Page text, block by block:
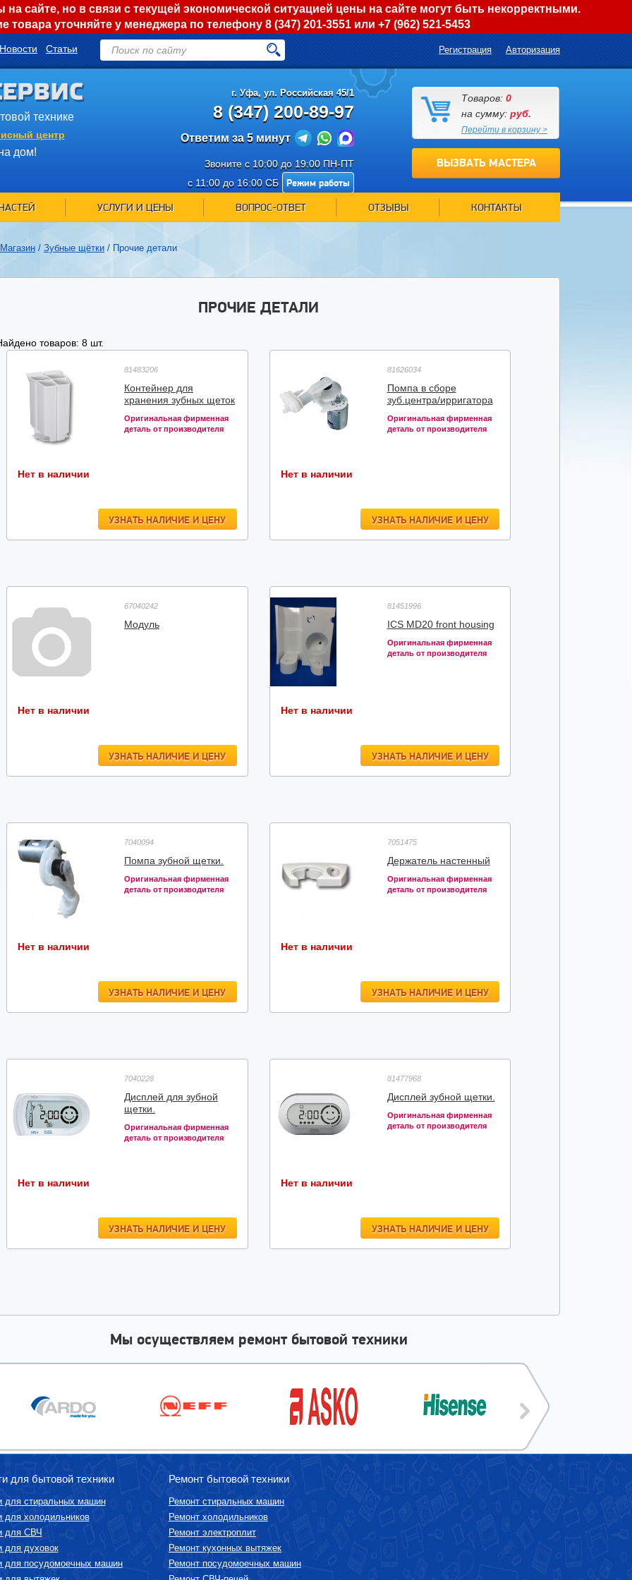
сайте, но в связи с текущей экономической ситуацией цены на сайте могут быть некорректными.
товара уточняйте у менеджера по телефону 8 (347) 201-3551или +7 (962) 521-5453
Новости Статьи Регистрация Авторизация
технике
центр
дом!
г. Уфа, ул. Российская 45/1
8 (347) 200-89-97
Ответим за 5 минут
Звоните с 10:00 до 19:00 ПН-ПТ
с 11:00 до 16:00 СБ
Режим работы
Товаров: 0
на сумму: руб.
Перейти в корзину >
ВЫЗВАТЬ МАСТЕРА
УСЛУГИ И ЦЕНЫ ВОПРОС-ОТВЕТ ОТЗЫВЫ КОНТАКТЫ
Магазин / Зубные щётки / Прочие детали
ПРОЧИЕ ДЕТАЛИ
товаров: 8 шт.
81483206
Контейнер для
хранения зубных щеток
Оригинальная фирменная
деталь от производителя
УЗНАТЬ НАЛИЧИЕ И ЦЕНУ
Нет в наличии
81626034
Помпа в сборе
зуб.центра/ирригатора
Оригинальная фирменная
деталь от производителя
УЗНАТЬ НАЛИЧИЕ И ЦЕНУ
Нет в наличии
67040242
Модуль
УЗНАТЬ НАЛИЧИЕ И ЦЕНУ
Нет в наличии
81451996
ICS MD20 front housing
Оригинальная фирменная
деталь от производителя
УЗНАТЬ НАЛИЧИЕ И ЦЕНУ
Нет в наличии
7040094
Помпа зубной щетки.
Оригинальная фирменная
деталь от производителя
УЗНАТЬ НАЛИЧИЕ И ЦЕНУ
Нет в наличии
7051475
Держатель настенный
Оригинальная фирменная
деталь от производителя
УЗНАТЬ НАЛИЧИЕ И ЦЕНУ
Нет в наличии
7040228
Дисплей для зубной
щетки.
Оригинальная фирменная
деталь от производителя
УЗНАТЬ НАЛИЧИЕ И ЦЕНУ
Нет в наличии
81477968
Дисплей зубной щетки.
Оригинальная фирменная
деталь от производителя
УЗНАТЬ НАЛИЧИЕ И ЦЕНУ
Нет в наличии
Мы осуществляем ремонт бытовой техники
для бытовой техники
для стиральных машин
для холодильников
для СВЧ
для духовок
для посудомоечных машин
Ремонт бытовой техники
Ремонт стиральных машин
Ремонт холодильников
Ремонт электроплит
Ремонт кухонных вытяжек
Ремонт посудомоечных машин